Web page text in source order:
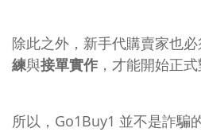
除此之外，新手代購賣家也
練與接單實作 ，才能開始正式
所以，Go1Buy1 並不是詐騙